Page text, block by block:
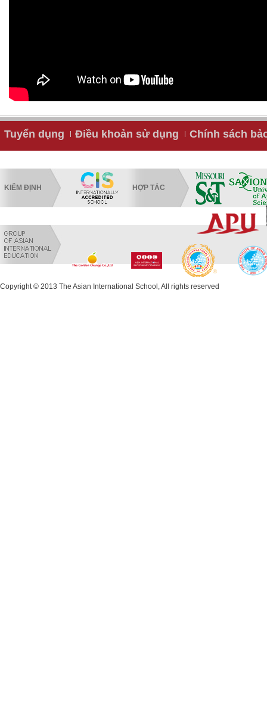
Tuyển dụng Điều khoản sử dụng Chính sách
KIỂM ĐỊNH HỢP TÁC
Copyright © 2013 The Asian International School, All rights reserved